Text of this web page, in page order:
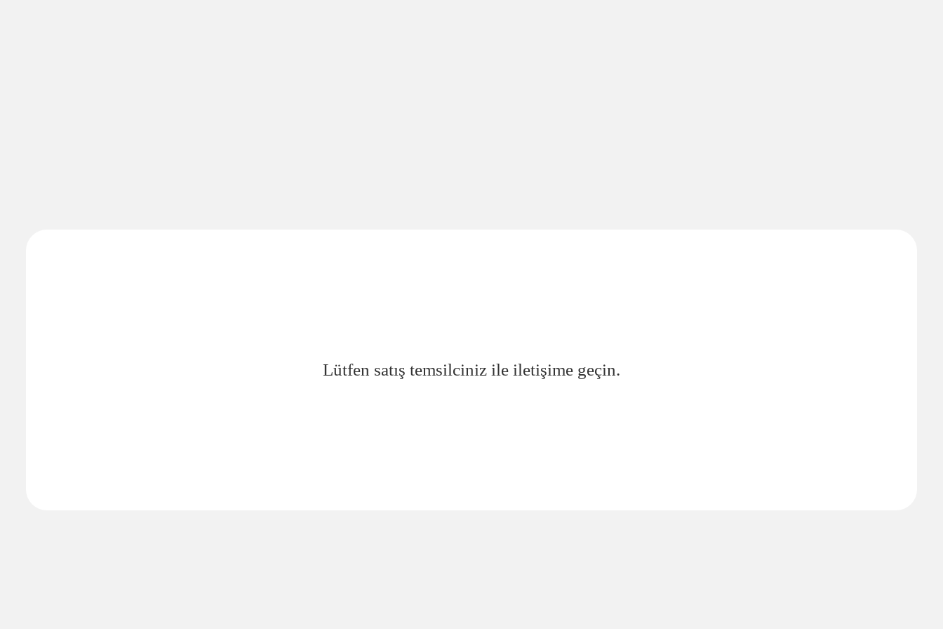
Lütfen satış temsilciniz ile iletişime geçin.